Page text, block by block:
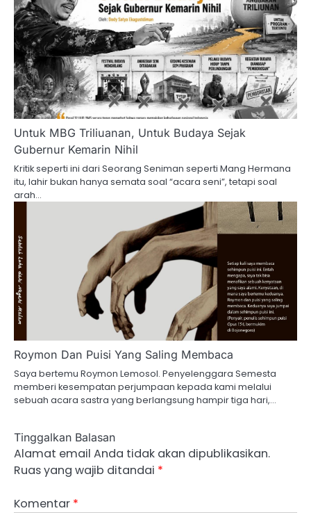
Untuk MBG Triliuanan, Untuk Budaya Sejak
Gubernur Kemarin Nihil
Kritik seperti ini dari Seorang Seniman seperti Mang Hermana
itu, lahir bukan hanya semata soal “acara seni”, tetapi soal
arah…
Roymon Dan Puisi Yang Saling Membaca
Saya bertemu Roymon Lemosol. Penyelenggara Semesta
memberi kesempatan perjumpaan kepada kami melalui
sebuah acara sastra yang berlangsung hampir tiga hari,…
Tinggalkan Balasan
Alamat email Anda tidak akan dipublikasikan.
Ruas yang wajib ditandai *
Komentar *